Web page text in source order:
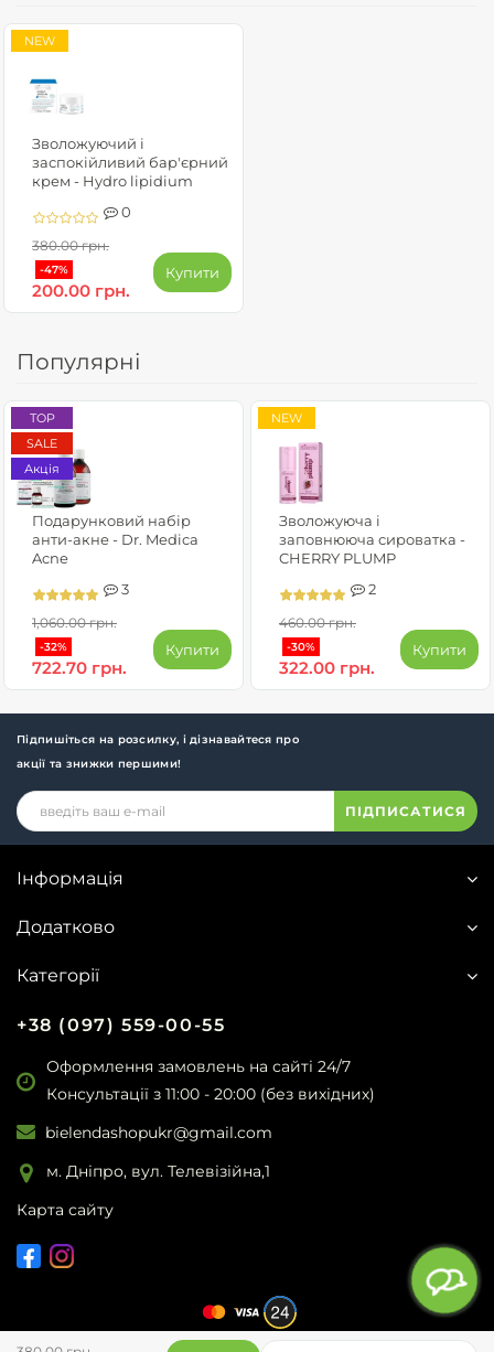
NEW
Зволожуючий і
заспокійливий бар'єрний
крем - Hydro lipidium
0
380.00 грн.
-47%
200.00 грн.
Купити
Популярні
TOP
SALE
Акція
Подарунковий набір
анти-акне - Dr. Medica
Acne
3
1,060.00 грн.
-32%
722.70 грн.
Купити
NEW
Зволожуюча і
заповнююча сироватка -
CHERRY PLUMP
2
460.00 грн.
-30%
322.00 грн.
Купити
Підпишіться на розсилку, і дізнавайтеся про
акції та знижки першими!
ПІДПИСАТИСЯ
Інформація
Додатково
Категорії
+38 (097) 559-00-55
Оформлення замовлень на сайті 24/7
Консультації з 11:00 - 20:00 (без вихідних)
bielendashopukr@gmail.com
м. Дніпро, вул. Телевізійна,1
Карта сайту